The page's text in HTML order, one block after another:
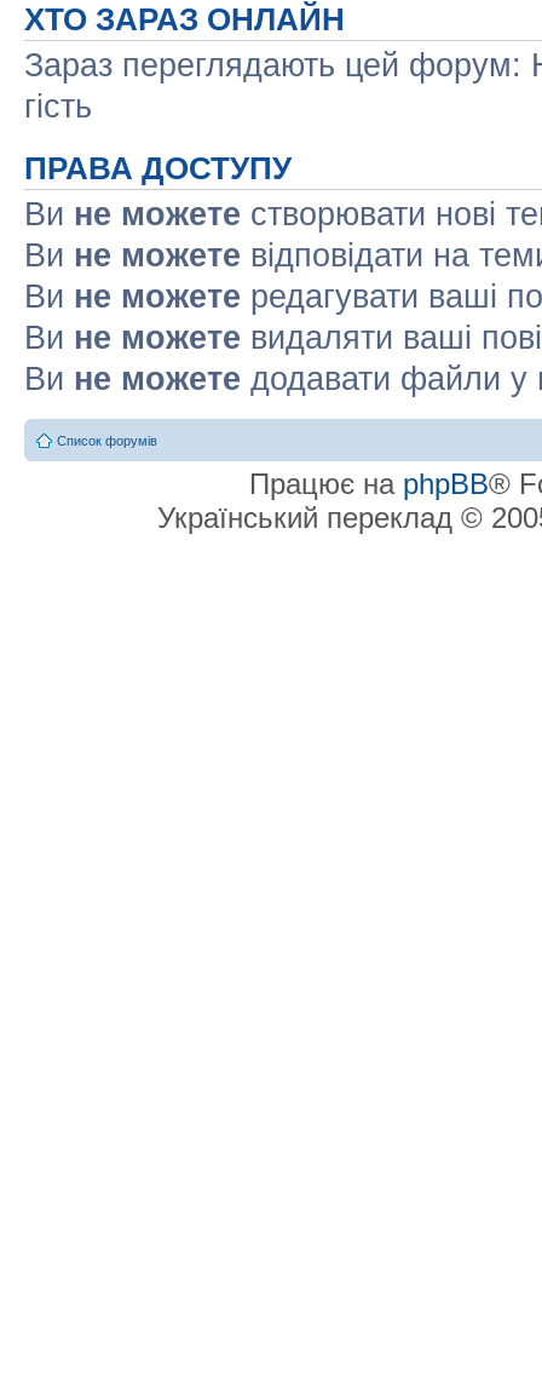
ХТО ЗАРАЗ ОНЛАЙН
Зараз переглядають цей форум:
гість
ПРАВА ДОСТУПУ
Ви не можете створювати нові
Ви не можете відповідати на
Ви не можете редагувати ваші
Ви не можете видаляти ваші
Ви не можете додавати файли у
Список форумів
Працює на phpBB®
Український переклад ©